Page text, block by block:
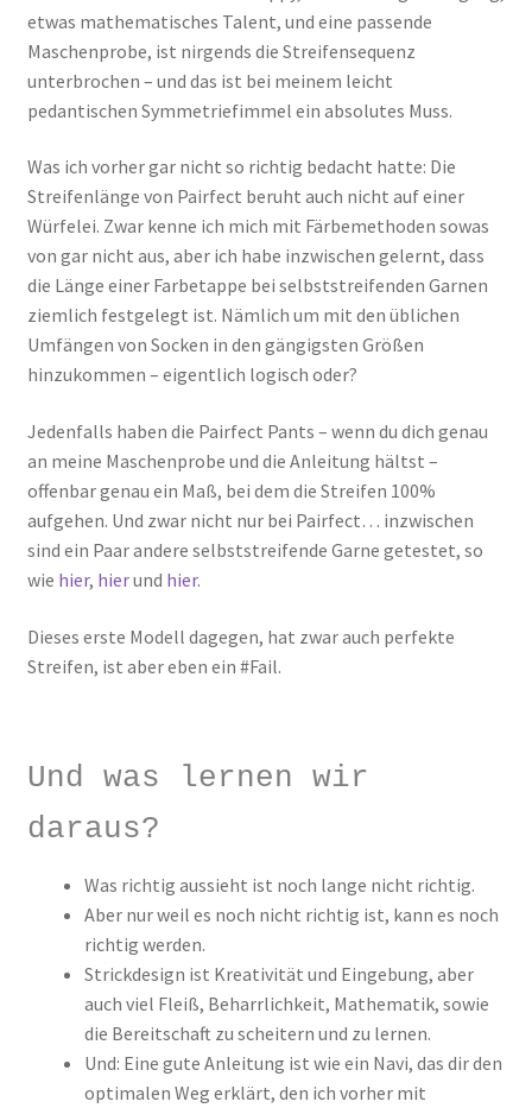
etwas mathematisches Talent, und eine passende
Maschenprobe, ist nirgends die Streifensequenz
unterbrochen – und das ist bei meinem leicht
pedantischen Symmetriefimmel ein absolutes Muss.
Was ich vorher gar nicht so richtig bedacht hatte: Die
Streifenlänge von Pairfect beruht auch nicht auf einer
Würfelei. Zwar kenne ich mich mit Färbemethoden sowas
von gar nicht aus, aber ich habe inzwischen gelernt, dass
die Länge einer Farbetappe bei selbststreifenden Garnen
ziemlich festgelegt ist. Nämlich um mit den üblichen
Umfängen von Socken in den gängigsten Größen
hinzukommen – eigentlich logisch oder?
Jedenfalls haben die Pairfect Pants – wenn du dich genau
an meine Maschenprobe und die Anleitung hältst –
offenbar genau ein Maß, bei dem die Streifen 100%
aufgehen. Und zwar nicht nur bei Pairfect… inzwischen
sind ein Paar andere selbststreifende Garne getestet, so
wie hier, hierund hier.
Dieses erste Modell dagegen, hat zwar auch perfekte
Streifen, ist aber eben ein #Fail.
Und was lernen wir
daraus?
Was richtig aussieht ist noch lange nicht richtig.
Aber nur weil es noch nicht richtig ist, kann es noch
richtig werden.
Strickdesign ist Kreativität und Eingebung, aber
auch viel Fleiß, Beharrlichkeit, Mathematik, sowie
die Bereitschaft zu scheitern und zu lernen.
Und: Eine gute Anleitung ist wie ein Navi, das dir den
optimalen Weg erklärt, den ich vorher mit